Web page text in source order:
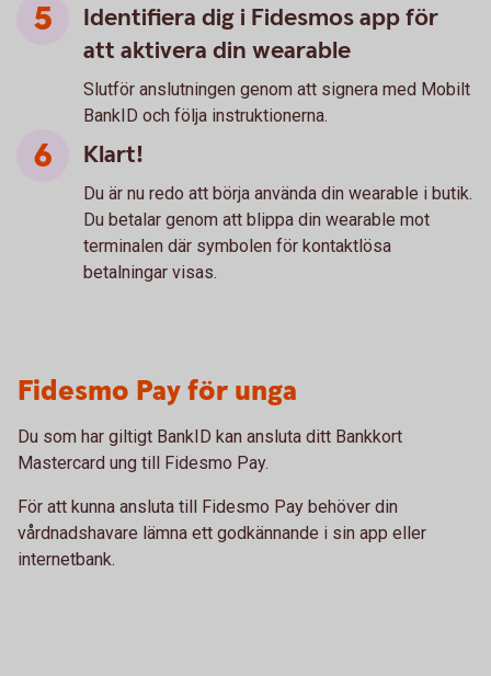
Identifiera dig i Fidesmos app för
att aktivera din wearable
Slutför anslutningen genom att signera med Mobilt
BankID och följa instruktionerna.
Klart!
Du är nu redo att börja använda din wearable i butik.
Du betalar genom att blippa din wearable mot
terminalen där symbolen för kontaktlösa
betalningar visas.
Fidesmo Pay för unga
Du som har giltigt BankID kan ansluta ditt Bankkort
Mastercard ung till Fidesmo Pay.
För att kunna ansluta till Fidesmo Pay behöver din
vårdnadshavare lämna ett godkännande i sin app eller
internetbank.